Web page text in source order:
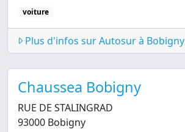
voiture
Plus d'infos sur Autosur à Bobigny
Chaussea Bobigny
RUE DE STALINGRAD
93000 Bobigny